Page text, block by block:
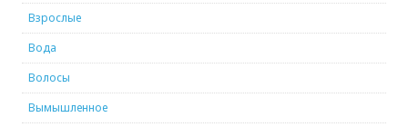
Взрослые
Вода
Волосы
Вымышленное